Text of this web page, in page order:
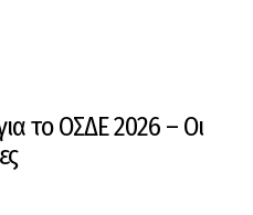
το ΟΣΔΕ 2026 – Οι